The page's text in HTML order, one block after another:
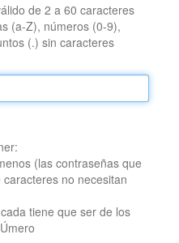
de 2 a 60 caracteres
(a-Z), números (0-9),
(.) sin caracteres
(las contraseñas que
no necesitan
tiene que ser de los